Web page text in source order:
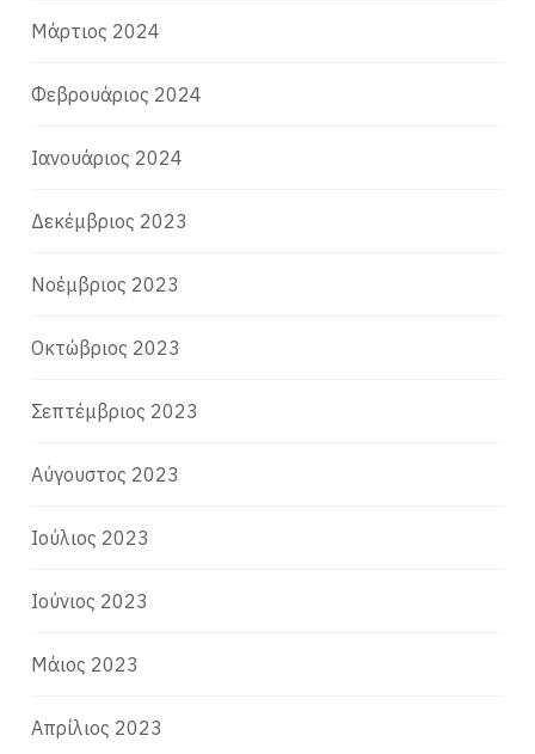
Μάρτιος 2024
Φεβρουάριος 2024
Ιανουάριος 2024
Δεκέμβριος 2023
Νοέμβριος 2023
Οκτώβριος 2023
Σεπτέμβριος 2023
Αύγουστος 2023
Ιούλιος 2023
Ιούνιος 2023
Μάιος 2023
Απρίλιος 2023